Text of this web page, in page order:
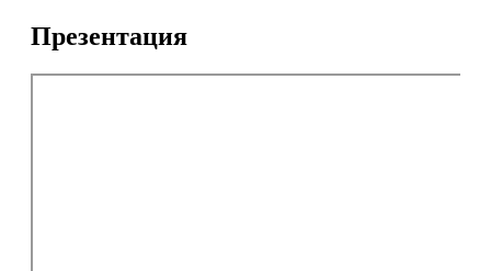
Презентация